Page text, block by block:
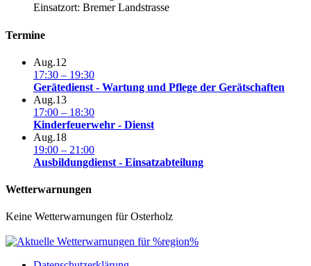
Einsatzort: Bremer Landstrasse
Termine
Aug.12
17:30 – 19:30
Gerätedienst - Wartung und Pflege der Gerätschaften
Aug.13
17:00 – 18:30
Kinderfeuerwehr - Dienst
Aug.18
19:00 – 21:00
Ausbildungdienst - Einsatzabteilung
Wetterwarnungen
Keine Wetterwarnungen für Osterholz